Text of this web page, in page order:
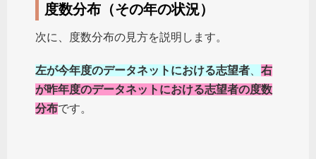
度数分布（その年の状況）
次に、度数分布の見方を説明します。
左が今年度のデータネットにおける志望者
右
が昨年度のデータネットにおける志望者の度数
分布です。